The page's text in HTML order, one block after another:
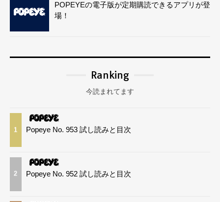
POPEYEの電子版が定期購読できるアプリが登
場！
Ranking
今読まれてます
1 Popeye No. 953 試し読みと目次
2 Popeye No. 952 試し読みと目次